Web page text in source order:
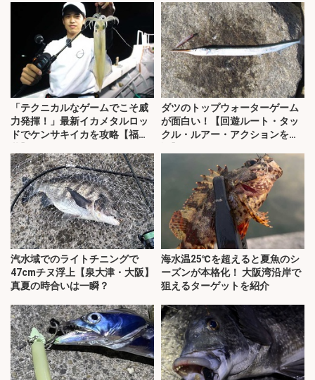
「テクニカルなゲームでこそ威
力発揮！」最新イカメタルロッ
ドでケンサキイカを攻略【福
ダツのトップウォーターゲーム
が面白い！【回遊ルート・タッ
クル・ルアー・アクションを解
汽水域でのライトチニングで
47cmチヌ浮上【泉大津・大阪】
真夏の時合いは一瞬？
海水温25℃を超えると夏魚のシ
ーズンが本格化！ 大阪湾沿岸で
狙えるターゲットを紹介